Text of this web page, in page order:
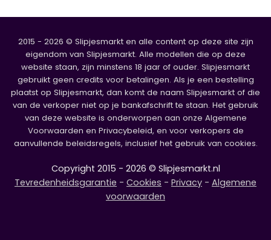
2015 - 2026 © Slipjesmarkt en alle content op deze site zijn
eigendom van Slipjesmarkt. Alle modellen die op deze
website staan, zijn minstens 18 jaar of ouder. Slipjesmarkt
gebruikt geen credits voor betalingen. Als je een bestelling
plaatst op Slipjesmarkt, dan komt de naam Slipjesmarkt of die
van de verkoper niet op je bankafschrift te staan. Het gebruik
van deze website is onderworpen aan onze Algemene
Voorwaarden en Privacybeleid, en voor verkopers de
aanvullende beleidsregels, inclusief het gebruik van cookies.
Copyright 2015 - 2026 © Slipjesmarkt.nl
Tevredenheidsgarantie - Cookies - Privacy - Algemene
voorwaarden